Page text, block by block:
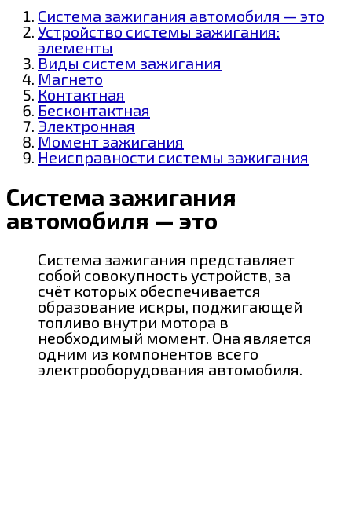
Система зажигания автомобиля — это
Устройство системы зажигания:
элементы
Виды систем зажигания
Магнето
Контактная
Бесконтактная
Электронная
Момент зажигания
Неисправности системы зажигания
Система зажигания
автомобиля — это
Система зажигания представляет
собой совокупность устройств, за
счёт которых обеспечивается
образование искры, поджигающей
топливо внутри мотора в
необходимый момент. Она является
одним из компонентов всего
электрооборудования автомобиля.